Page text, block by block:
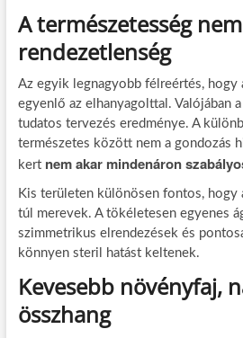
A természetesség nem
rendezetlenség
Az egyik legnagyobb félreértés, hogy
egyenlő az elhanyagolttal. Valójában
tudatos tervezés eredménye. A
természetes között nem a gondozás
kert nem akar mindenáron
Kis területen különösen fontos, hogy
túl merevek. A tökéletesen egyenes
szimmetrikus elrendezések és
könnyen steril hatást keltenek.
Kevesebb növényfaj,
összhang